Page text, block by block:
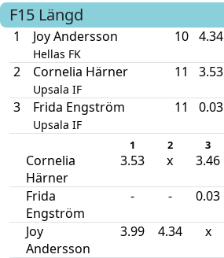
F15 Längd
1
Joy Andersson
Hellas FK
10 4.34
2 Cornelia Härner
Upsala IF
11 3.53
3 Frida Engström
Upsala IF
11 0.03
1 2 3
Cornelia
Härner
3.53 x 3.46
Frida
Engström
- - 0.03
Joy
Andersson
3.99 4.34 x